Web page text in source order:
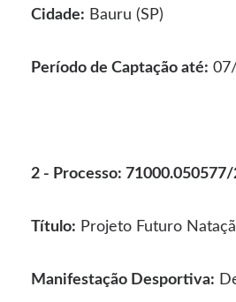
Cidade: Bauru (SP)
Período de Captação até:
2 - Processo:
Título: Projeto Futuro
Manifestação Desportiva: